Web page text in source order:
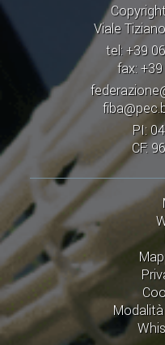
Viale
tel: +39
fax:
PI:
CF: